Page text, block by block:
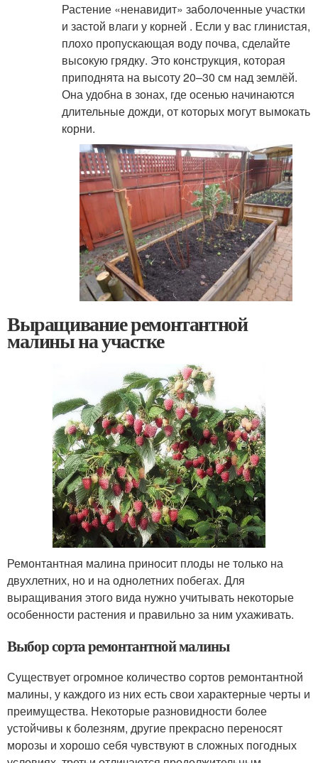
Растение «ненавидит» заболоченные участки
и застой влаги у корней . Если у вас глинистая,
плохо пропускающая воду почва, сделайте
высокую грядку. Это конструкция, которая
приподнята на высоту 20–30 см над землёй.
Она удобна в зонах, где осенью начинаются
длительные дожди, от которых могут вымокать
корни.
Выращивание ремонтантной
малины на участке
Ремонтантная малина приносит плоды не только на
двухлетних, но и на однолетних побегах. Для
выращивания этого вида нужно учитывать некоторые
особенности растения и правильно за ним ухаживать.
Выбор сорта ремонтантной малины
Существует огромное количество сортов ремонтантной
малины, у каждого из них есть свои характерные черты и
преимущества. Некоторые разновидности более
устойчивы к болезням, другие прекрасно переносят
морозы и хорошо себя чувствуют в сложных погодных